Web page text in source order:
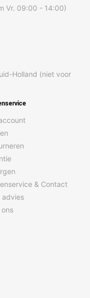
Vr. 09:00 - 14:00)
Holland (niet voor
& Contact
advies